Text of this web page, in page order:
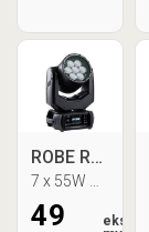
ROBE ROBIN Arianne2, IP65
49
eks.